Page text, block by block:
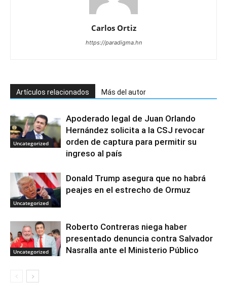
Carlos Ortiz
https://paradigma.hn
Artículos relacionados Más del autor
Uncategorized
Apoderado legal de Juan Orlando
Hernández solicita a la CSJ revocar
orden de captura para permitir su
ingreso al país
Uncategorized
Donald Trump asegura que no habrá
peajes en el estrecho de Ormuz
Uncategorized
Roberto Contreras niega haber
presentado denuncia contra Salvador
Nasralla ante el Ministerio Público